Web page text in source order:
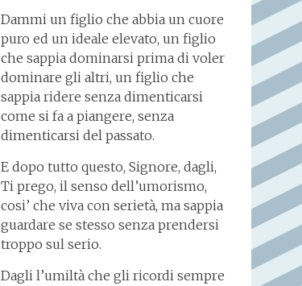
Dammi un figlio che abbia un cuore
puro ed un ideale elevato, un figlio
che sappia dominarsi prima di voler
dominare gli altri, un figlio che
sappia ridere senza dimenticarsi
come si fa a piangere, senza
dimenticarsi del passato.
E dopo tutto questo, Signore, dagli,
Ti prego, il senso dell’umorismo,
cosi’ che viva con serietà, ma sappia
guardare se stesso senza prendersi
troppo sul serio.
Dagli l’umiltà che gli ricordi sempre